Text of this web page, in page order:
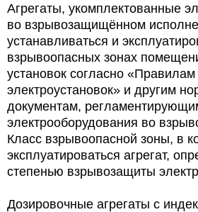
Агрегаты, укомплектованные
во взрывозащищённом
устанавливаться и
взрывоопасных зонах
установок согласно «Правилам
электроустановок» и другим
документам,
электрооборудования во
Класс взрывоопасной зоны, в
эксплуатироваться агрегат,
степенью взрывозащиты
Дозировочные агрегаты с